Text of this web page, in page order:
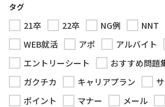
タグ
21卒 22卒 NG例 NNT
WEB就活
アポ アルバイト
エントリーシート
おすすめ問題
ガクチカ
キャリアプラン
ポイント
マナー メール